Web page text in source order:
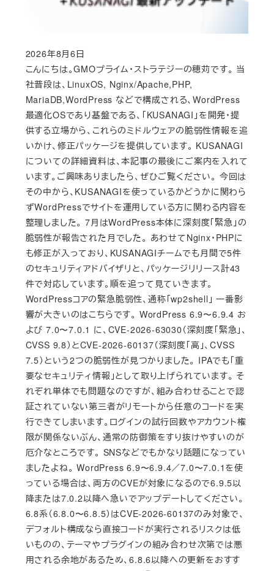
こんにちは。GMOプライム・ストラテジーの穂苅です。 当
社普段は、LinuxOS, Nginx/Apache,PHP,
MariaDB,WordPress などで構成される、WordPress
最適化OSであり基盤である、「KUSANAGI」を開発・提
供する立場から、これらのミドルウェアの脆弱性情報を追
いかけ、修正パッケージを提供しています。 KUSANAGI
についての詳細資料は、本記事の最後にご案内を入れて
います。ご興味ありましたら、ぜひご覧ください。 今回は
その中から、KUSANAGIを使っているかどうかに関わら
ずWordPressでサイトを運用している方に関わる内容を
整理しました。 7月はWordPress本体に深刻度「緊急」の
脆弱性が報告された月でした。 あわせてNginx・PHPに
も修正が入っており、KUSANAGIチームでも月間で5件
のセキュリティアドバイザリと、パッケージリリース計43
件で対応しています。順を追って見ていきます。
WordPressコアの緊急脆弱性、通称「wp2shell」 一番影
響が大きいのはこちらです。 WordPress 6.9〜6.9.4 お
よび 7.0〜7.0.1 に、CVE-2026-63030（深刻度「緊急」、
CVSS 9.8）とCVE-2026-60137（深刻度「高」、CVSS
7.5）という2つの脆弱性が見つかりました。 IPAでも「重
要なセキュリティ情報」として取り上げられています。 そ
れぞれ単体でも問題なのですが、組み合わせることで認
証されていない第三者がリモートから任意のコードを実
行できてしまいます。ログインの試行回数やアカウント権
限が関係ないぶん、通常の防御策をすり抜けやすいのが
厄介なところです。 SNSなどでもかなり話題になってい
ましたよね。 WordPress 6.9〜6.9.4／7.0〜7.0.1を使
っている場合は、両方のCVEが対象になるので6.9.5以
降または7.0.2以降へ急いでアップデートしてください。
6.8系（6.8.0〜6.8.5）はCVE-2026-60137のみ対象で、
デフォルト構成なら直接コードが実行されるリスクは低
いものの、テーマやプラグインの組み合わせ次第では悪
用される余地があるため、6.8.6以降への更新をおすす
Published
2026年8月6日